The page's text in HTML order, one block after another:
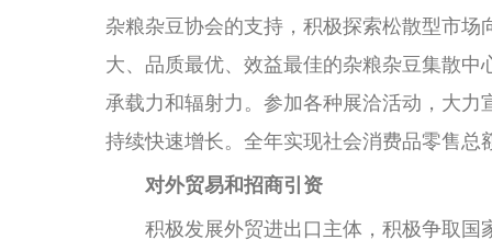
杂粮杂豆协会的支持，积极探索松散型市
大、品质最优、效益最佳的杂粮杂豆集散
承载力和辐射力。参加各种展洽活动，大
持续快速增长。全年实现社会消费品零售总
对外贸易和招商引资
积极发展外贸进出口主体，积极争取国